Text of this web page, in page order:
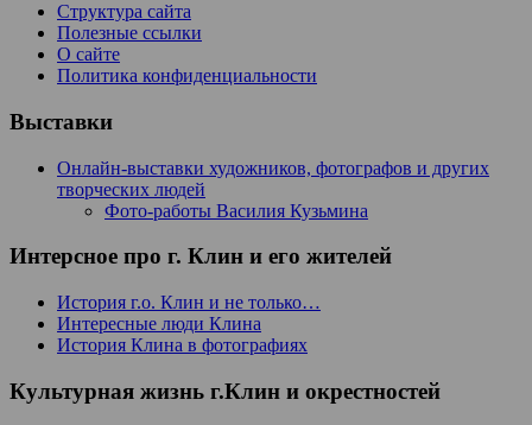
Структура сайта
Полезные ссылки
О сайте
Политика конфиденциальности
Выставки
Онлайн-выставки художников, фотографов и других
творческих людей
Фото-работы Василия Кузьмина
Интерсное про г. Клин и его жителей
История г.о. Клин и не только…
Интересные люди Клина
История Клина в фотографиях
Культурная жизнь г.Клин и окрестностей